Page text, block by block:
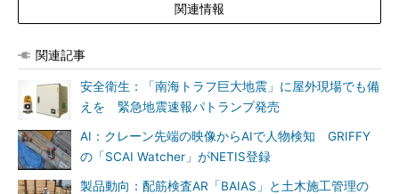
関連情報
関連記事
安全衛生：「南海トラフ巨大地震」に屋外現場でも備
えを 緊急地震速報パトランプ発売
AI：クレーン先端の映像からAIで人物検知 GRIFFY
の「SCAI Watcher」がNETIS登録
製品動向：配筋検査AR「BAIAS」と土木施工管理の